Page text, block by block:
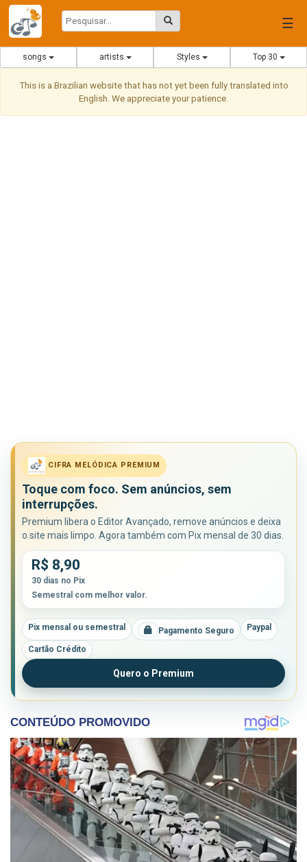
☰
songs artists Styles Top 30
This is a Brazilian website that has not yet been fully translated into
English. We appreciate your patience.
CIFRA MELÓDICA PREMIUM
Toque com foco. Sem anúncios, sem
interrupções.
Premium libera o Editor Avançado, remove anúncios e deixa
o site mais limpo. Agora também com Pix mensal de 30 dias.
R$ 8,90
30 dias no Pix
Semestral com melhor valor.
Pix mensal ou semestral Pagamento Seguro Paypal
Cartão Crédito
Quero o Premium